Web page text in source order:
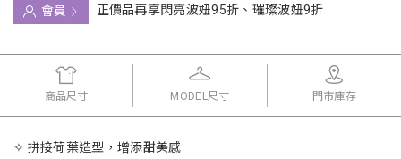
會員
正價品再享閃亮波妞95折、璀璨波妞9折
商品尺寸 MODEL尺寸 門市庫存
✧ 拼接荷葉造型，增添甜美感